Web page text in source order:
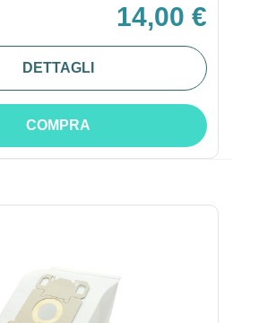
14,00 €
DETTAGLI
COMPRA